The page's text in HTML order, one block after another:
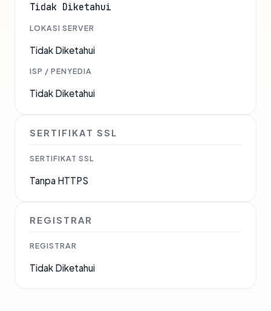
Tidak Diketahui
LOKASI SERVER
Tidak Diketahui
ISP / PENYEDIA
Tidak Diketahui
SERTIFIKAT SSL
SERTIFIKAT SSL
Tanpa HTTPS
REGISTRAR
REGISTRAR
Tidak Diketahui